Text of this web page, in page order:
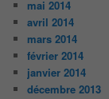
mai 2014
avril 2014
mars 2014
février 2014
janvier 2014
décembre 2013